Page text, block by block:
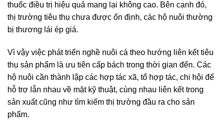
thuốc điều trị hiệu quả mang lại không cao. Bên cạnh đó,
thị trường tiêu thụ chưa được ổn định, các hộ nuôi thường
bị thương lái ép giá.
Vì vậy việc phát triển nghề nuôi cá theo hướng liên kết tiêu
thụ sản phẩm là ưu tiên cấp bách trong thời gian đến. Các
hộ nuôi cần thành lập các hợp tác xã, tổ hợp tác, chi hội để
hỗ trợ lẫn nhau về mặt kỹ thuật, cùng nhau liên kết trong
sản xuất cũng như tìm kiếm thị trường đầu ra cho sản
phẩm.